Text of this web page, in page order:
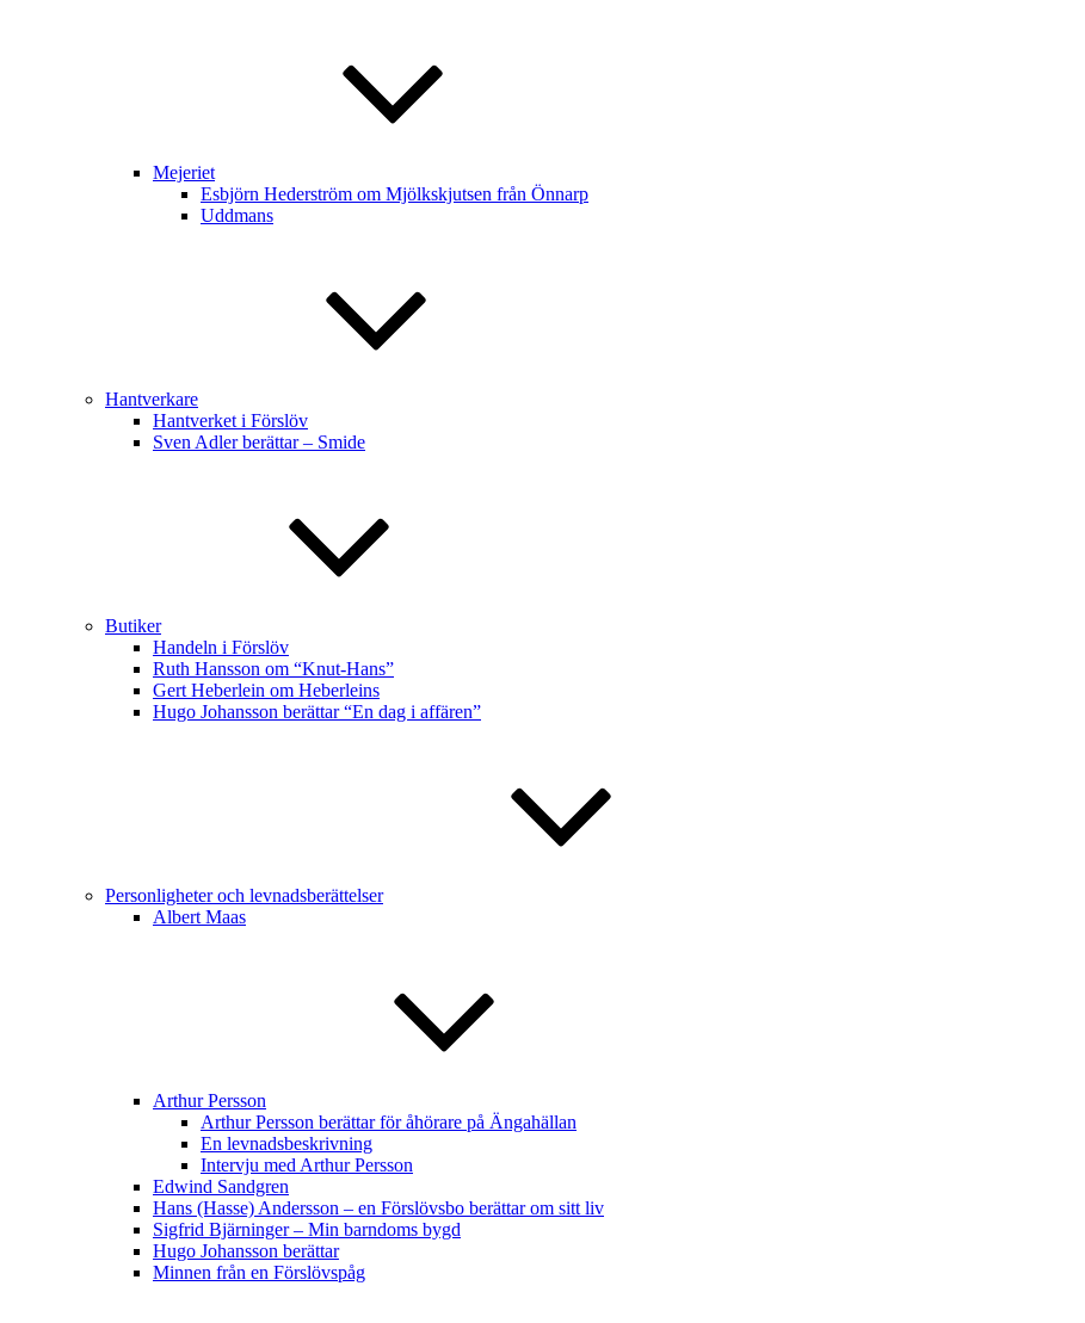
Mejeriet
Esbjörn Hederström om Mjölkskjutsen från Önnarp
Uddmans
Hantverkare
Hantverket i Förslöv
Sven Adler berättar – Smide
Butiker
Handeln i Förslöv
Ruth Hansson om “Knut-Hans”
Gert Heberlein om Heberleins
Hugo Johansson berättar “En dag i affären”
Personligheter och levnadsberättelser
Albert Maas
Arthur Persson
Arthur Persson berättar för åhörare på Ängahällan
En levnadsbeskrivning
Intervju med Arthur Persson
Edwind Sandgren
Hans (Hasse) Andersson – en Förslövsbo berättar om sitt liv
Sigfrid Bjärninger – Min barndoms bygd
Hugo Johansson berättar
Minnen från en Förslövspåg